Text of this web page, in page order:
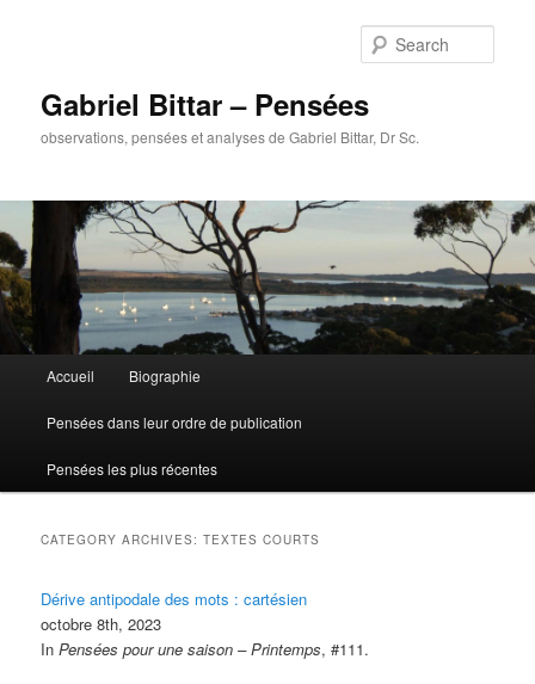
Gabriel Bittar – Pensées
observations, pensées et analyses de Gabriel Bittar, Dr Sc.
Skip to primary content
Skip to secondary content
Accueil Biographie
Pensées dans leur ordre de publication
Pensées les plus récentes
CATEGORY ARCHIVES:TEXTES COURTS
Dérive antipodale des mots : cartésien
octobre 8th, 2023
InPensées pour une saison – Printemps, #111.